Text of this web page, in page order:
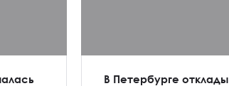
В Петербурге